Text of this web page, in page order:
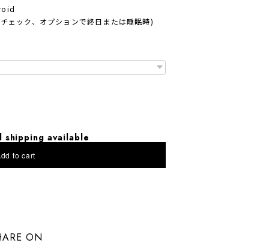
ェック、オプションで終日または睡眠時)
shipping available
to cart
ON